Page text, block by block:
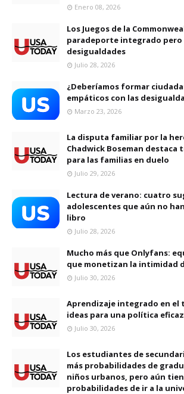
Enero 08, 2026
Los Juegos de la
paradeporte integrado pero
desigualdades
Julio 28, 2026
¿Deberíamos formar
empáticos con las
Marzo 23, 2026
La disputa familiar por la
Chadwick Boseman destaca
para las familias en duelo
Julio 29, 2026
Lectura de verano: cuatro
adolescentes que aún no
libro
Julio 28, 2026
Mucho más que Onlyfans:
que monetizan la intimidad
Julio 30, 2026
Aprendizaje integrado en el
ideas para una política
Julio 30, 2026
Los estudiantes de
más probabilidades de
niños urbanos, pero aún
probabilidades de ir a la